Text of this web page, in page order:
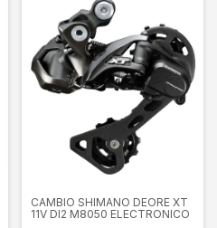
CAMBIO SHIMANO DEORE XT
11V DI2 M8050 ELECTRONICO